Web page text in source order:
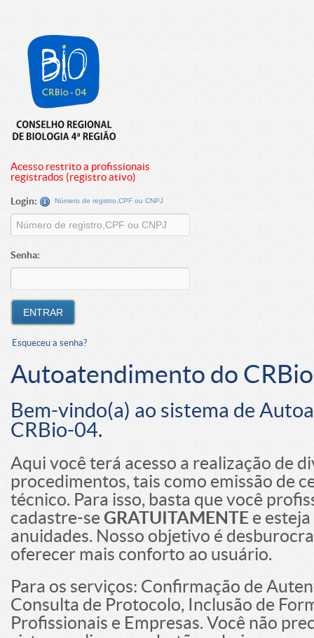
Acesso restrito a profissionais
registrados (registro ativo)
Login: Número de registro,CPF ou CNPJ
Senha:
Esqueceu a senha?
Autoatendimento do
Bem-vindo(a) ao sistema de
CRBio-04.
Aqui você terá acesso a realização de
procedimentos, tais como emissão de
técnico. Para isso, basta que você
cadastre-se GRATUITAMENTEe esteja
anuidades. Nosso objetivo é
oferecer mais conforto ao usuário.
Para os serviços: Confirmação de
Consulta de Protocolo, Inclusão de
Profissionais e Empresas. Você não